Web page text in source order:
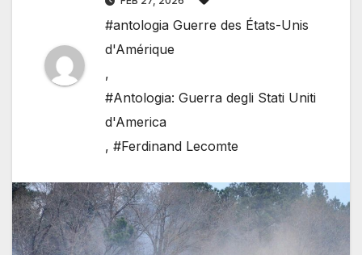
#antologia Guerre des États-Unis
d'Amérique
,
#Antologia: Guerra degli Stati Uniti
d'America
, #Ferdinand Lecomte